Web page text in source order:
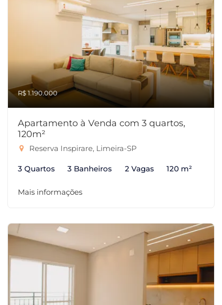
R$ 1.190.000
Apartamento à Venda com 3 quartos,
120m²
Reserva Inspirare, Limeira-SP
3 Quartos 3 Banheiros 2 Vagas 120 m²
Mais informações